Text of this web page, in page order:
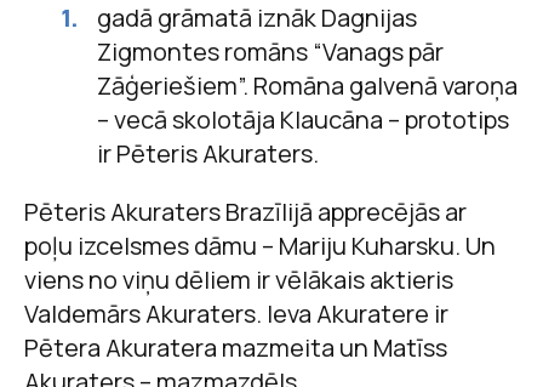
gadā grāmatā iznāk Dagnijas
Zigmontes romāns “Vanags pār
Zāģeriešiem”. Romāna galvenā varoņa
– vecā skolotāja Klaucāna – prototips
ir Pēteris Akuraters.
Pēteris Akuraters Brazīlijā apprecējās ar
poļu izcelsmes dāmu – Mariju Kuharsku. Un
viens no viņu dēliem ir vēlākais aktieris
Valdemārs Akuraters. Ieva Akuratere ir
Pētera Akuratera mazmeita un Matīss